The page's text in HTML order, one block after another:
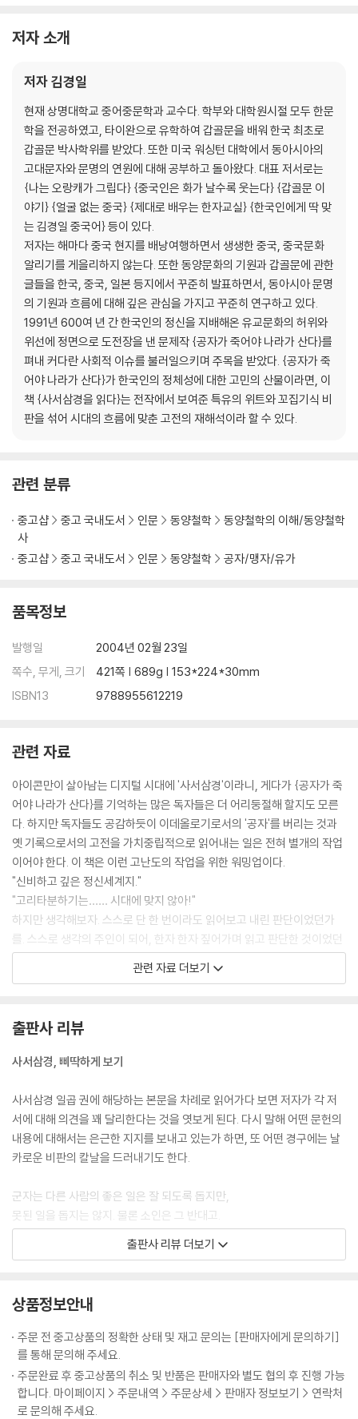
저자 소개
저자 김경일
현재 상명대학교 중어중문학과 교수다. 학부와 대학원시절 모두 한문
학을 전공하였고, 타이완으로 유학하여 갑골문을 배워 한국 최초로
갑골문 박사학위를 받았다. 또한 미국 워싱턴 대학에서 동아시아의
고대문자와 문명의 연원에 대해 공부하고 돌아왔다. 대표 저서로는
{나는 오랑캐가 그립다} {중국인은 화가 날수록 웃는다} {갑골문 이
야기} {얼굴 없는 중국} {제대로 배우는 한자교실} {한국인에게 딱 맞
는 김경일 중국어} 등이 있다.
저자는 해마다 중국 현지를 배낭여행하면서 생생한 중국, 중국문화
알리기를 게을리하지 않는다. 또한 동양문화의 기원과 갑골문에 관한
글들을 한국, 중국, 일본 등지에서 꾸준히 발표하면서, 동아시아 문명
의 기원과 흐름에 대해 깊은 관심을 가지고 꾸준히 연구하고 있다.
1991년 600여 년 간 한국인의 정신을 지배해온 유교문화의 허위와
위선에 정면으로 도전장을 낸 문제작 {공자가 죽어야 나라가 산다}를
펴내 커다란 사회적 이슈를 불러일으키며 주목을 받았다. {공자가 죽
어야 나라가 산다}가 한국인의 정체성에 대한 고민의 산물이라면, 이
책 {사서삼경을 읽다}는 전작에서 보여준 특유의 위트와 꼬집기식 비
판을 섞어 시대의 흐름에 맞춘 고전의 재해석이라 할 수 있다.
관련 분류
중고샵 중고 국내도서 인문 동양철학
동양철학의 이해/동양철학
사
중고샵
중고 국내도서 인문 동양철학 공자/맹자/유가
품목정보
발행일
2004년 02월 23일
쪽수, 무게, 크기
421쪽 | 689g | 153*224*30mm
ISBN13
9788955612219
관련 자료
아이콘만이 살아남는 디지털 시대에 '사서삼경'이라니, 게다가 {공자가 죽
어야 나라가 산다}를 기억하는 많은 독자들은 더 어리둥절해 할지도 모른
다. 하지만 독자들도 공감하듯이 이데올로기로서의 '공자'를 버리는 것과
옛 기록으로서의 고전을 가치중립적으로 읽어내는 일은 전혀 별개의 작업
이어야 한다. 이 책은 이런 고난도의 작업을 위한 워밍업이다.
"신비하고 깊은 정신세계지."
"고리타분하기는…… 시대에 맞지 않아!"
하지만 생각해보자. 스스로 단 한 번이라도 읽어보고 내린 판단이었던가
를. 스스로 생각의 주인이 되어, 한자 한자 짚어가며 읽고 판단한 것이었던
가?
그러나 막상 읽자니 머리가 아프다. 눈도 아프다. 게다가 해석은 왜 이리 헷
이 책의 번역은 모두 이런 태도로 이루어졌다. 괜스레 문자 쓰긴 싫지만 당
시 문화의 흐름을 중시한 이른바 '추체험적 해석'을 중시했다. 나름의 유식
과 무식을 총동원하여 사서삼경 속에 담긴 이야기들을 풀어보았다. 이데올
로기를 뺀 옛날이야기로 풀었다. 한국인이 쓰는 한국어로 말이다. 한문이
매력 있고도 갑갑하다는 것을 동시에 느끼면서부터 이 아이러니를 풀고 싶
었다.
관련 자료 더보기
출판사 리뷰
사서삼경, 삐딱하게 보기
사서삼경 일곱 권에 해당하는 본문을 차례로 읽어가다 보면 저자가 각 저
서에 대해 의견을 꽤 달리한다는 것을 엿보게 된다. 다시 말해 어떤 문헌의
내용에 대해서는 은근한 지지를 보내고 있는가 하면, 또 어떤 경구에는 날
카로운 비판의 칼날을 드러내기도 한다.
군자는 다른 사람의 좋은 일은 잘 되도록 돕지만,
못된 일을 돕지는 않지. 물론 소인은 그 반대고.
君子成人之美, 不成人之惡. 小人反是.
군자성인지미, 부성인지악. 소인반시
자가 자신도 모르게 치명적인 편가름을 담았다고 꼬집는다. 동양 사회를
관통해 흐르는 '군자'와 '소인'의 이분법적 편가름은 바로 공자의 발명품이
라는 것이다. 사람이란 모름지기 아침에 변하고, 저녁에 또 변하는 야누스
적인 본능이 있을진대, 어찌 사과 쪼개듯 흑백으로 쪼갤 수 있는 것일까. 공
자는 어찌하여 선만 행하는 인간이 따로 있고, 악만 행하는 인간이 따로 있
을 거라 여기며 이렇게 엄한 훈수를 마다하지 않는가. 이 구절에 대해 '공자
출판사 리뷰 더보기
상품정보안내
주문 전 중고상품의 정확한 상태 및 재고 문의는 [판매자에게 문의하기]
를 통해 문의해 주세요.
주문완료 후 중고상품의 취소 및 반품은 판매자와 별도 협의 후 진행 가능
합니다. 마이페이지 > 주문내역 > 주문상세 > 판매자 정보보기 > 연락처
로 문의해 주세요.